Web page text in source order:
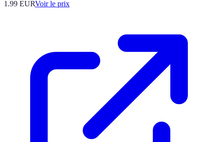
1.99 EURVoir le prix